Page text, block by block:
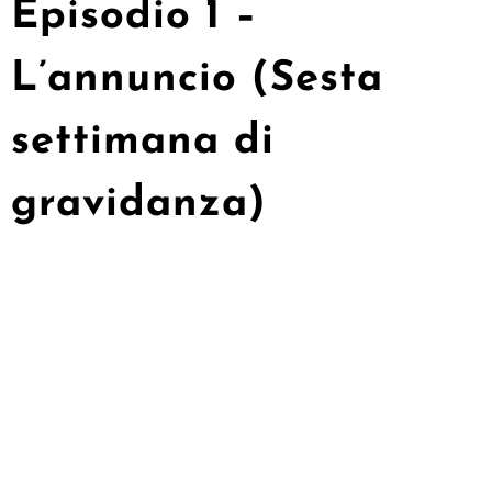
Episodio 1 –
L’annuncio (Sesta
settimana di
gravidanza)